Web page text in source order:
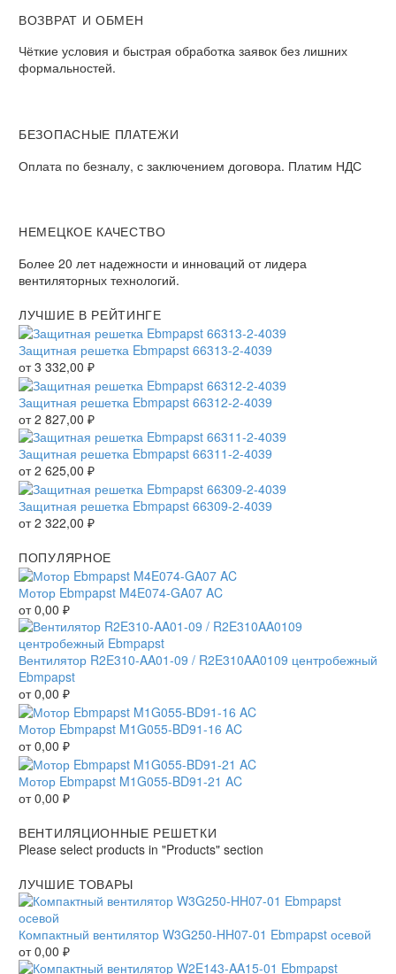
ВОЗВРАТ И ОБМЕН
Чёткие условия и быстрая обработка заявок без лишних
формальностей.
БЕЗОПАСНЫЕ ПЛАТЕЖИ
Оплата по безналу, с заключением договора. Платим НДС
НЕМЕЦКОЕ КАЧЕСТВО
Более 20 лет надежности и инноваций от лидера
вентиляторных технологий.
ЛУЧШИЕ В РЕЙТИНГЕ
Защитная решетка Ebmpapst 66313-2-4039
от3 332,00 ₽
Защитная решетка Ebmpapst 66312-2-4039
от2 827,00 ₽
Защитная решетка Ebmpapst 66311-2-4039
от2 625,00 ₽
Защитная решетка Ebmpapst 66309-2-4039
от2 322,00 ₽
ПОПУЛЯРНОЕ
Мотор Ebmpapst M4E074-GA07 AC
от0,00 ₽
Вентилятор R2E310-AA01-09 / R2E310AA0109 центробежный
Ebmpapst
от0,00 ₽
Мотор Ebmpapst M1G055-BD91-16 AC
от0,00 ₽
Мотор Ebmpapst M1G055-BD91-21 AC
от0,00 ₽
ВЕНТИЛЯЦИОННЫЕ РЕШЕТКИ
Please select products in "Products" section
ЛУЧШИЕ ТОВАРЫ
Компактный вентилятор W3G250-HH07-01 Ebmpapst осевой
от0,00 ₽